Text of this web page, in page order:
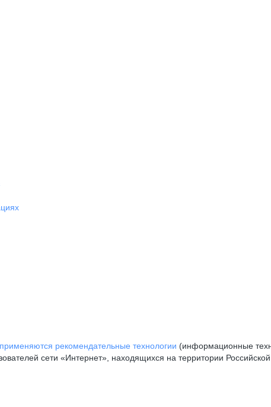
применяются рекомендательные технологии (информационные
сети «Интернет», находящихся на территории